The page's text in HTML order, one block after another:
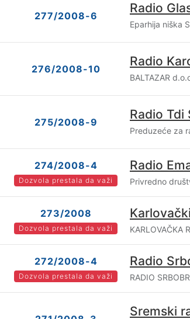
277/2008-6
Radio
Eparhija niška
276/2008-10
Radio
BALTAZAR
275/2008-9
Radio Tdi
Preduzeće za
274/2008-4
Dozvola prestala da važi
Radio
Privredno
273/2008
Dozvola prestala da važi KARLOVAČKA
272/2008-4
Dozvola prestala da važi
Radio
RADIO
Sremski